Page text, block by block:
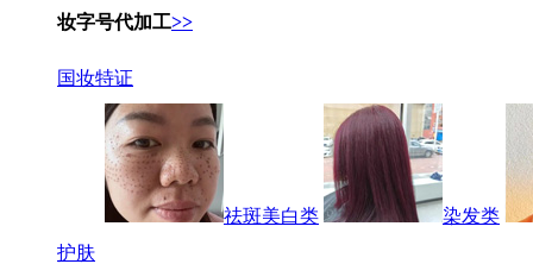
妆字号代加工>>
国妆特证
祛斑美白类
染发类
护肤